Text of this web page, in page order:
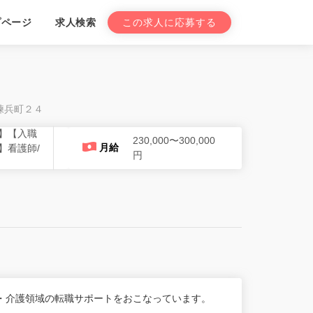
ージ 求人検索 この求人に応募する
町２４
【入職
看護師/
月給
230,000〜300,000
円
護領域の転職サポートをおこなっています。